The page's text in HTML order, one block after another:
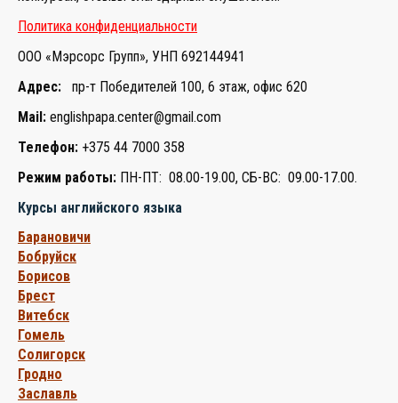
Политика конфиденциальности
ООО «Мэрсорс Групп», УНП 692144941
Адрес: пр-т Победителей 100, 6 этаж, офис 620
Mail: englishpapa.center@gmail.com
Телефон: +375 44 7000 358
Режим работы: ПН-ПТ: 08.00-19.00, СБ-ВС: 09.00-17.00.
Курсы английского языка
Барановичи
Бобруйск
Борисов
Брест
Витебск
Гомель
Солигорск
Гродно
Заславль